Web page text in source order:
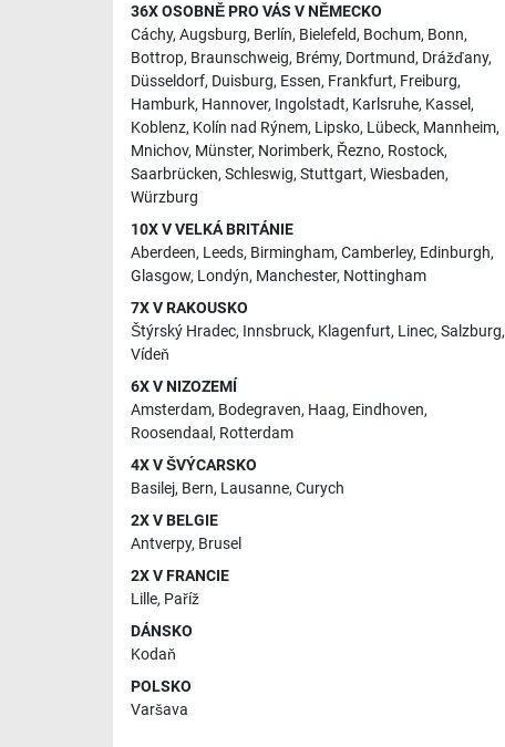
36X OSOBNĚ PRO VÁS V NĚMECKO
Cáchy, Augsburg, Berlín, Bielefeld, Bochum, Bonn,
Bottrop, Braunschweig, Brémy, Dortmund, Drážďany,
Düsseldorf, Duisburg, Essen, Frankfurt, Freiburg,
Hamburk, Hannover, Ingolstadt, Karlsruhe, Kassel,
Koblenz, Kolín nad Rýnem, Lipsko, Lübeck, Mannheim,
Mnichov, Münster, Norimberk, Řezno, Rostock,
Saarbrücken, Schleswig, Stuttgart, Wiesbaden,
Würzburg
10X V VELKÁ BRITÁNIE
Aberdeen, Leeds, Birmingham, Camberley, Edinburgh,
Glasgow, Londýn, Manchester, Nottingham
7X V RAKOUSKO
Štýrský Hradec, Innsbruck, Klagenfurt, Linec, Salzburg,
Vídeň
6X V NIZOZEMÍ
Amsterdam, Bodegraven, Haag, Eindhoven,
Roosendaal , Rotterdam
4X V ŠVÝCARSKO
Basilej, Bern, Lausanne, Curych
2X V BELGIE
Antverpy, Brusel
2X V FRANCIE
Lille, Paříž
DÁNSKO
Kodaň
POLSKO
Varšava